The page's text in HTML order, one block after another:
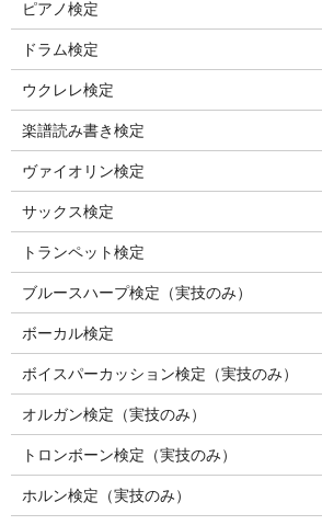
ピアノ検定
ドラム検定
ウクレレ検定
楽譜読み書き検定
ヴァイオリン検定
サックス検定
トランペット検定
ブルースハープ検定（実技のみ）
ボーカル検定
ボイスパーカッション検定（実技のみ）
オルガン検定（実技のみ）
トロンボーン検定（実技のみ）
ホルン検定（実技のみ）